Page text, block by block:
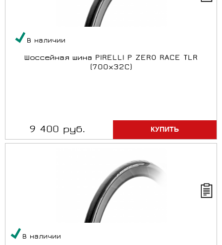
В наличии
Шоссейная шина PIRELLI P ZERO RACE TLR
(700x32C)
9 400 руб.
В наличии